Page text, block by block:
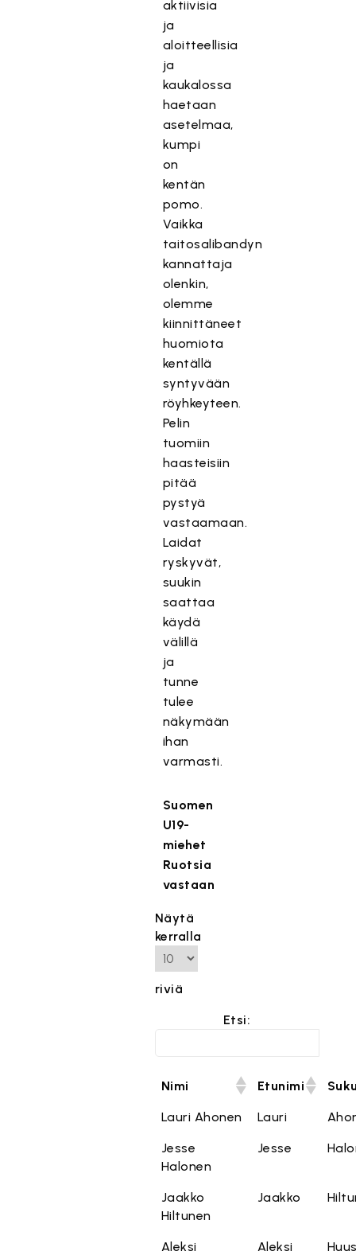
aktiivisia
ja
aloitteellisia
ja
kaukalossa
haetaan
asetelmaa,
kumpi
on
kentän
pomo.
Vaikka
taitosalibandyn
kannattaja
olenkin,
olemme
kiinnittäneet
huomiota
kentällä
syntyvään
röyhkeyteen.
Pelin
tuomiin
haasteisiin
pitää
pystyä
vastaamaan.
Laidat
ryskyvät,
suukin
saattaa
käydä
välillä
ja
tunne
tulee
näkymään
ihan
varmasti.
Suomen
U19-
miehet
Ruotsia
vastaan
Näytä
kerralla
riviä
Etsi:
Nimi Etunimi
Lauri Ahonen Lauri
Jesse
Halonen
Jesse
Jaakko
Hiltunen
Jaakko
Aleksi
Aleksi